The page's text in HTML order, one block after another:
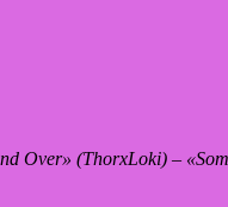
Over» (ThorxLoki) –